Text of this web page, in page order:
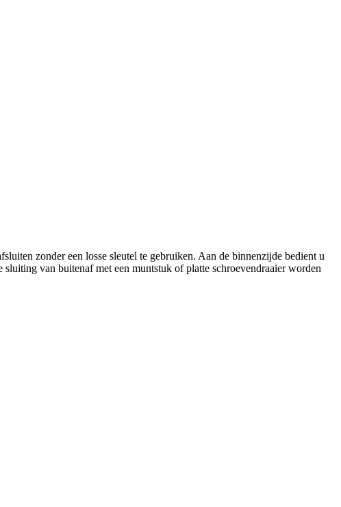
zonder een losse sleutel te gebruiken. Aan de binnenzijde bedient u
van buitenaf met een muntstuk of platte schroevendraaier worden